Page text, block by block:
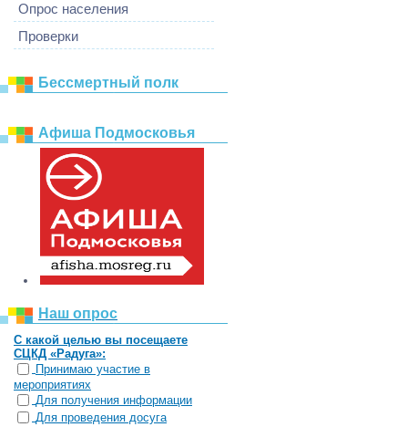
Опрос населения
Проверки
Бессмертный полк
Афиша Подмосковья
Наш опрос
С какой целью вы посещаете
СЦКД «Радуга»:
Принимаю участие в
мероприятиях
Для получения информации
Для проведения досуга